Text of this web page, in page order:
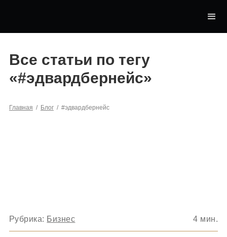
Все статьи по тегу
«#эдвардбернейс»
Главная / Блог / #эдвардбернейс
Рубрика: Бизнес 4 мин.